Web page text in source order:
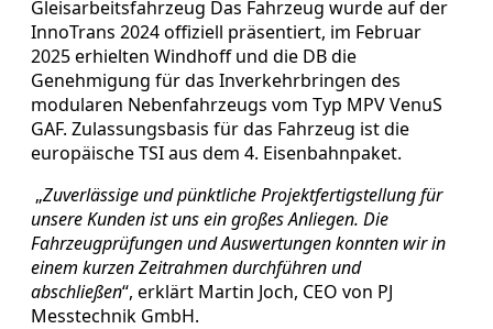
Gleisarbeitsfahrzeug Das Fahrzeug wurde auf der
InnoTrans 2024 offiziell präsentiert, im Februar
2025 erhielten Windhoff und die DB die
Genehmigung für das Inverkehrbringen des
modularen Nebenfahrzeugs vom Typ MPV VenuS
GAF. Zulassungsbasis für das Fahrzeug ist die
europäische TSI aus dem 4. Eisenbahnpaket.
„Zuverlässige und pünktliche Projektfertigstellung für
unsere Kunden ist uns ein großes Anliegen. Die
Fahrzeugprüfungen und Auswertungen konnten wir in
einem kurzen Zeitrahmen durchführen und
abschließen“, erklärt Martin Joch, CEO von PJ
Messtechnik GmbH.